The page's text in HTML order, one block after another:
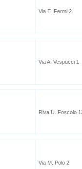
Via E. Fermi 2
Via A. Vespucci 1
Riva U. Foscolo
Via M. Polo 2